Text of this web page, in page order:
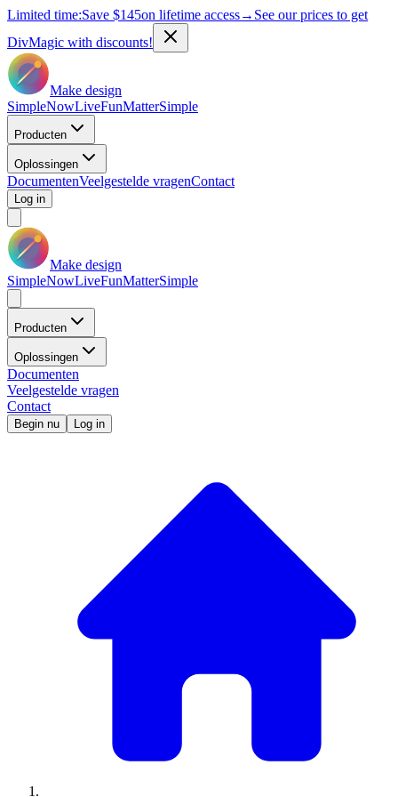
Limited time:Save $145on lifetime access→ See our prices to get
DivMagic with discounts!
Make design
SimpleNowLiveFunMatterSimple
Producten
Oplossingen
DocumentenVeelgestelde vragenContact
Log in
Make design
SimpleNowLiveFunMatterSimple
Producten
Oplossingen
Documenten
Veelgestelde vragen
Contact
Begin nu Log in